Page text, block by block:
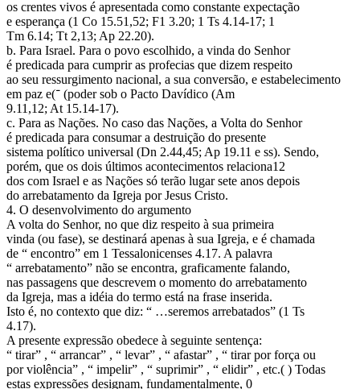
os crentes vivos é apresentada como constante expectação
e esperança (1 Co 15.51,52; F1 3.20; 1 Ts 4.14-17; 1
Tm 6.14; Tt 2,13; Ap 22.20).
b. Para Israel. Para o povo escolhido, a vinda do Senhor
é predicada para cumprir as profecias que dizem respeito
ao seu ressurgimento nacional, a sua conversão, e estabelecimento
em paz e(־ (poder sob o Pacto Davídico (Am
9.11,12; At 15.14-17).
c. Para as Nações. No caso das Nações, a Volta do Senhor
é predicada para consumar a destruição do presente
sistema político universal (Dn 2.44,45; Ap 19.11 e ss). Sendo,
porém, que os dois últimos acontecimentos relaciona12
dos com Israel e as Nações só terão lugar sete anos depois
do arrebatamento da Igreja por Jesus Cristo.
4. O desenvolvimento do argumento
A volta do Senhor, no que diz respeito à sua primeira
vinda (ou fase), se destinará apenas à sua Igreja, e é chamada
de “ encontro” em 1 Tessalonicenses 4.17. A palavra
“ arrebatamento” não se encontra, graficamente falando,
nas passagens que descrevem o momento do arrebatamento
da Igreja, mas a idéia do termo está na frase inserida.
Isto é, no contexto que diz: “ …seremos arrebatados” (1 Ts
4.17).
A presente expressão obedece à seguinte sentença:
“ tirar” , “ arrancar” , “ levar” , “ afastar” , “ tirar por força ou
por violência” , “ impelir” , “ suprimir” , “ elidir” , etc.( ) Todas
estas expressões designam, fundamentalmente, 0